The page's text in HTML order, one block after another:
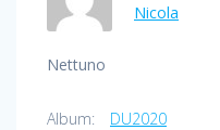
Nicola
Nettuno
Album:
DU2020